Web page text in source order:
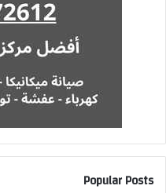
Popular Posts